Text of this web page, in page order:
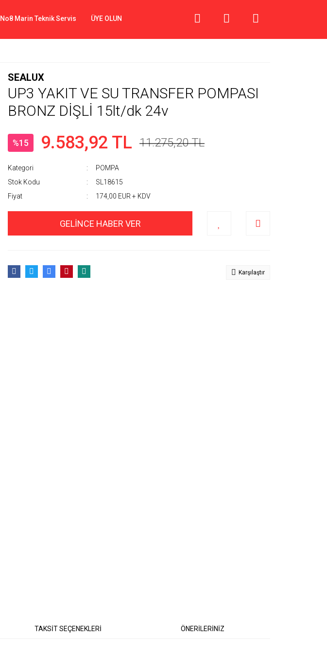
No8 Marin Teknik Servis ÜYE OLUN
SEALUX
UP3 YAKIT VE SU TRANSFER POMPASI
BRONZ DİŞLİ 15lt/dk 24v
%15 9.583,92 TL 11.275,20 TL
Kategori
POMPA
Stok Kodu
SL18615
Fiyat
174,00 EUR + KDV
GELİNCE HABER VER
Karşılaştır
TAKSİT SEÇENEKLERİ ÖNERİLERİNİZ